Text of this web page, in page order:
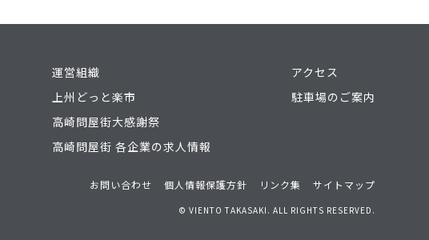
運営組織
上州どっと楽市
高崎問屋街大感謝祭
高崎問屋街 各企業の求人情報
アクセス
駐車場のご案内
お問い合わせ 個人情報保護方針 リンク集 サイトマップ
© VIENTO TAKASAKI. ALL RIGHTS RESERVED.